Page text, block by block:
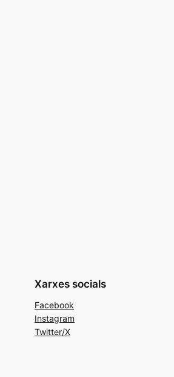
Xarxes socials
Facebook
Instagram
Twitter/X